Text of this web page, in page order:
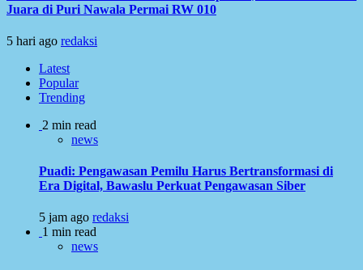
Juara di Puri Nawala Permai RW 010
5 hari ago redaksi
Latest
Popular
Trending
2 min read
news
Puadi: Pengawasan Pemilu Harus Bertransformasi di
Era Digital, Bawaslu Perkuat Pengawasan Siber
5 jam ago redaksi
1 min read
news